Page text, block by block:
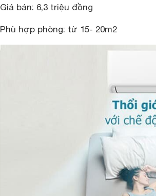
Giá bán: 6,3 triệu đồng
Phù hợp phòng: từ 15- 20m2